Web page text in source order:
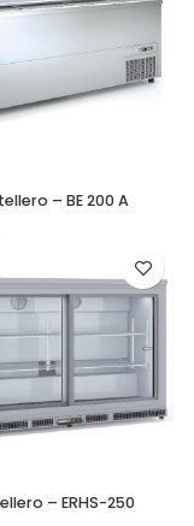
– BE 200 A
– ERHS-250